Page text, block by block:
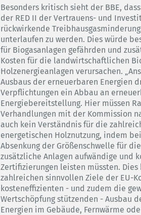
Besonders kritisch sieht der BBE,
der RED II der Vertrauens- und
rückwirkende
unterlaufen zu werden. Dies würde
für Biogasanlagen gefährden und
Kosten für die landwirtschaftlichen
Holzenergieanlagen verursachen.
Ausbaus der erneuerbaren Energien
Verpflichtungen ein Abbau an
Energiebereitstellung. Hier müssen
Verhandlungen mit der Kommission
auch kein Verständnis für die
energetischen Holznutzung, indem
Absenkung der Größenschwelle für
zusätzliche Anlagen aufwändige und
Zertifizierungen leisten müssten.
zahlreichen sinnvollen Ziele der EU-
kosteneffizienten - und zudem die
Wertschöpfung stützenden - Ausbau
Energien im Gebäude, Fernwärme